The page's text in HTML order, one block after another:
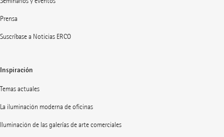
Prensa
Suscríbase a Noticias ERCO
Inspiración
Temas actuales
La iluminación moderna de oficinas
Iluminación de las galerías de arte comerciales